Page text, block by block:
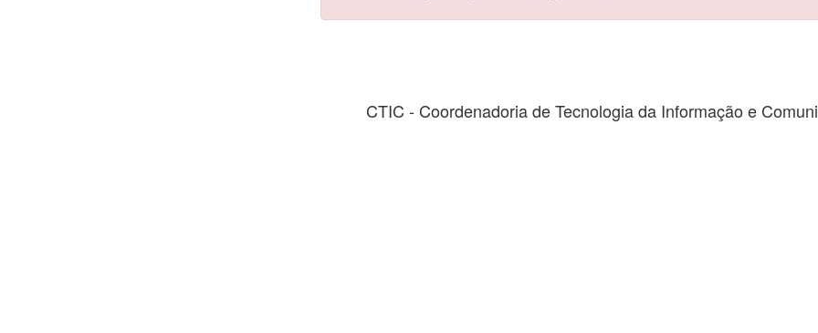
CTIC - Coordenadoria de Tecnologia da Informação e